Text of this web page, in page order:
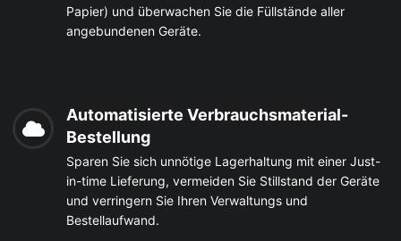
Papier) und überwachen Sie die Füllstände aller
angebundenen Geräte.
Automatisierte Verbrauchsmaterial-
Bestellung
Sparen Sie sich unnötige Lagerhaltung mit einer Just-
in-time Lieferung, vermeiden Sie Stillstand der Geräte
und verringern Sie Ihren Verwaltungs und
Bestellaufwand.